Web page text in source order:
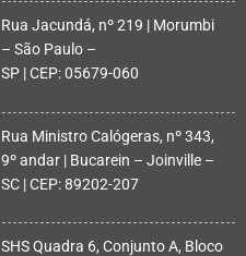
Rua Jacundá, nº 219 | Morumbi
– São Paulo –
SP | CEP: 05679-060
Rua Ministro Calógeras, nº 343,
9º andar | Bucarein – Joinville –
SC | CEP: 89202-207
SHS Quadra 6, Conjunto A, Bloco